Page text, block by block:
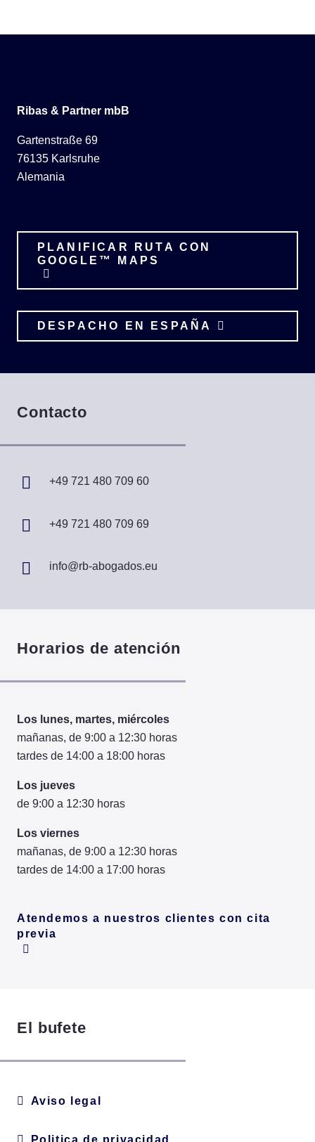
Ribas & Partner mbB
Gartenstraße 69
76135 Karlsruhe
Alemania
PLANIFICAR RUTA CON
GOOGLE™ MAPS
DESPACHO EN ESPAÑA
Contacto
+49 721 480 709 60
+49 721 480 709 69
info@rb-abogados.eu
Horarios de atención
Los lunes, martes, miércoles
mañanas, de 9:00 a 12:30 horas
tardes de 14:00 a 18:00 horas
Los jueves
de 9:00 a 12:30 horas
Los viernes
mañanas, de 9:00 a 12:30 horas
tardes de 14:00 a 17:00 horas
Atendemos a nuestros clientes con cita
previa
El bufete
Aviso legal
Politica de privacidad